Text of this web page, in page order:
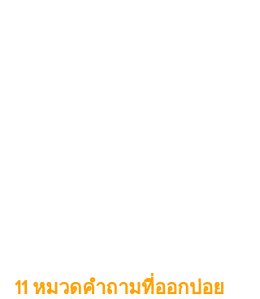
11 หมวดคำถามที่ออกบ่อย